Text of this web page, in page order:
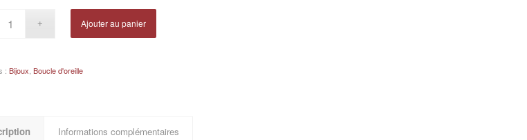
Ajouter au panier
:Bijoux ,Boucle d'oreille
Informations complémentaires